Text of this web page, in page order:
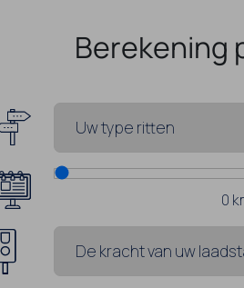
Berekening
0